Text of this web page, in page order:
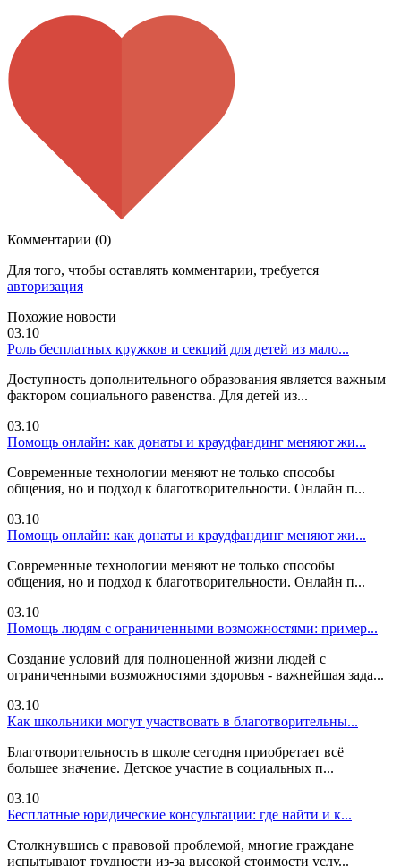
Комментарии (0)
Для того, чтобы оставлять комментарии, требуется
авторизация
Похожие новости
03.10
Роль бесплатных кружков и секций для детей из мало...
Доступность дополнительного образования является важным
фактором социального равенства. Для детей из...
03.10
Помощь онлайн: как донаты и краудфандинг меняют жи...
Современные технологии меняют не только способы
общения, но и подход к благотворительности. Онлайн п...
03.10
Помощь онлайн: как донаты и краудфандинг меняют жи...
Современные технологии меняют не только способы
общения, но и подход к благотворительности. Онлайн п...
03.10
Помощь людям с ограниченными возможностями: пример...
Создание условий для полноценной жизни людей с
ограниченными возможностями здоровья - важнейшая зада...
03.10
Как школьники могут участвовать в благотворительны...
Благотворительность в школе сегодня приобретает всё
большее значение. Детское участие в социальных п...
03.10
Бесплатные юридические консультации: где найти и к...
Столкнувшись с правовой проблемой, многие граждане
испытывают трудности из-за высокой стоимости услу...